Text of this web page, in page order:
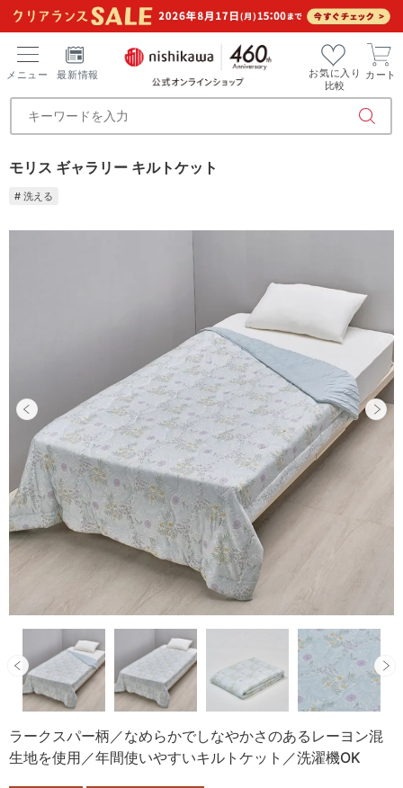
メニュー 最新情報
お気に入り
比較
カート
モリス ギャラリー キルトケット
# 洗える
ラークスパー柄／なめらかでしなやかさのあるレーヨン混
生地を使用／年間使いやすいキルトケット／洗濯機OK